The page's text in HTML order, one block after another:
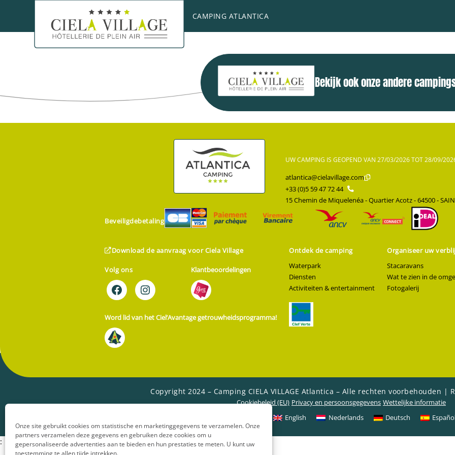
Onze site gebruikt cookies om statistische en marketinggegevens te verzamelen. Onze
partners verzamelen deze gegevens en gebruiken deze cookies om u
gepersonaliseerde advertenties aan te bieden en hun prestaties te meten. U kunt uw
toestemming te allen tijde intrekken.
CAMPING ATLANTICA
Paradijs voor golfers, zij die minder van water houden, kunnen wandelingen maken over het kustpad, een
het Baskische pelota uitproberen in de jaï-alaï of bij de kaatsmuur.
Bekijk ook onze andere
UW CAMPING IS GEOPEND VAN 27/03/2026 TOT 28/09/
atlantica@cielavillage.com
+33 (0)5 59 47 72 44
15 Chemin de Miquelenéa - Quartier Acotz - 64500 -
Beveiligdebetaling
Download de aanvraag voor Ciela Village
Volg ons Klantbeoordelingen
Word lid van het Ciel’Avantage getrouwheidsprogramma!
Ontdek de camping
Waterpark
Diensten
Activiteiten & entertainment
Organiseer uw
Stacaravans
Wat te zien in de
Fotogalerij
Copyright 2024 – Camping CIELA VILLAGE Atlantica – Alle rechten voorbehouden |
Cookiebeleid (EU) Privacy en persoonsgegevens Wettelijke informatie
English Nederlands Deutsch
: